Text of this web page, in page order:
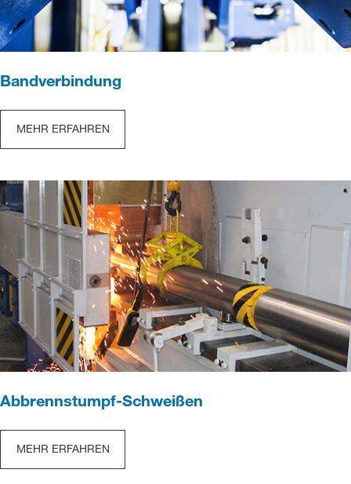
Bandverbindung
MEHR ERFAHREN
Abbrennstumpf-Schweißen
MEHR ERFAHREN